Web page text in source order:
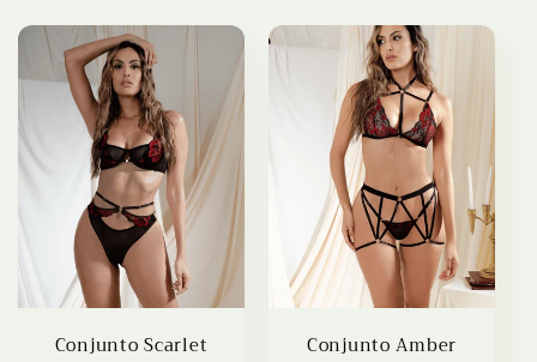
e
c
t
i
o
n Conjunto Scarlet Conjunto Amber